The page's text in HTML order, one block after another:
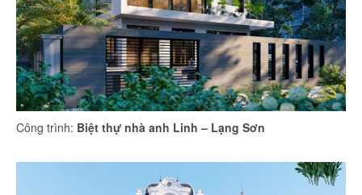
Công trình: Biệt thự nhà anh Linh – Lạng Sơn